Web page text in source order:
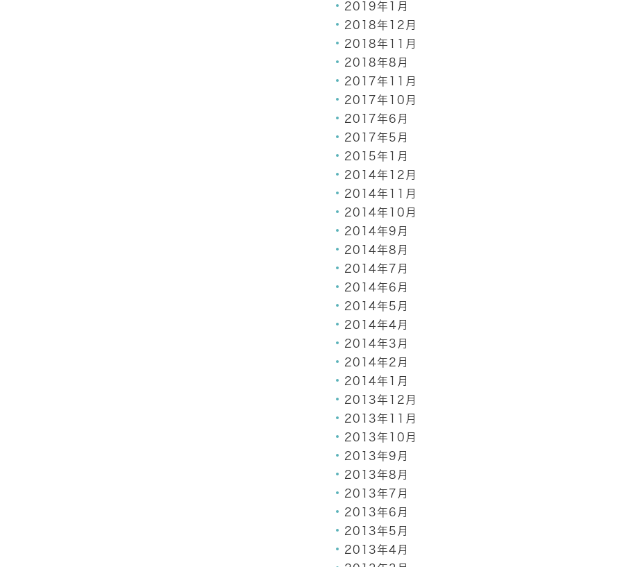
2019年1月
2018年12月
2018年11月
2018年8月
2017年11月
2017年10月
2017年6月
2017年5月
2015年1月
2014年12月
2014年11月
2014年10月
2014年9月
2014年8月
2014年7月
2014年6月
2014年5月
2014年4月
2014年3月
2014年2月
2014年1月
2013年12月
2013年11月
2013年10月
2013年9月
2013年8月
2013年7月
2013年6月
2013年5月
2013年4月